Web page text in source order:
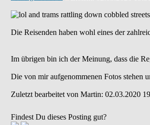
and trams rattling down cobbled streets
Die Reisenden haben wohl eines der
Im übrigen bin ich der Meinung, dass die
Die von mir aufgenommenen Fotos stehen
Zuletzt bearbeitet von Martin: 02.03.2020
Findest Du dieses Posting gut?